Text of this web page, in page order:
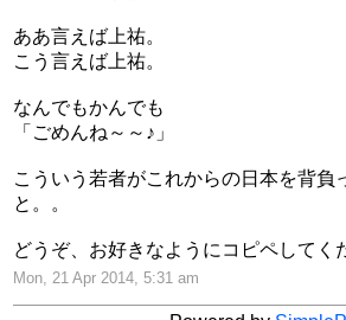
ああ言えば上祐。
こう言えば上祐。
なんでもかんでも
「ごめんね～～♪」
こういう若者がこれからの日本を背負
と。。
どうぞ、お好きなようにコピペしてく
Mon, 21 Apr 2014, 5:31 am